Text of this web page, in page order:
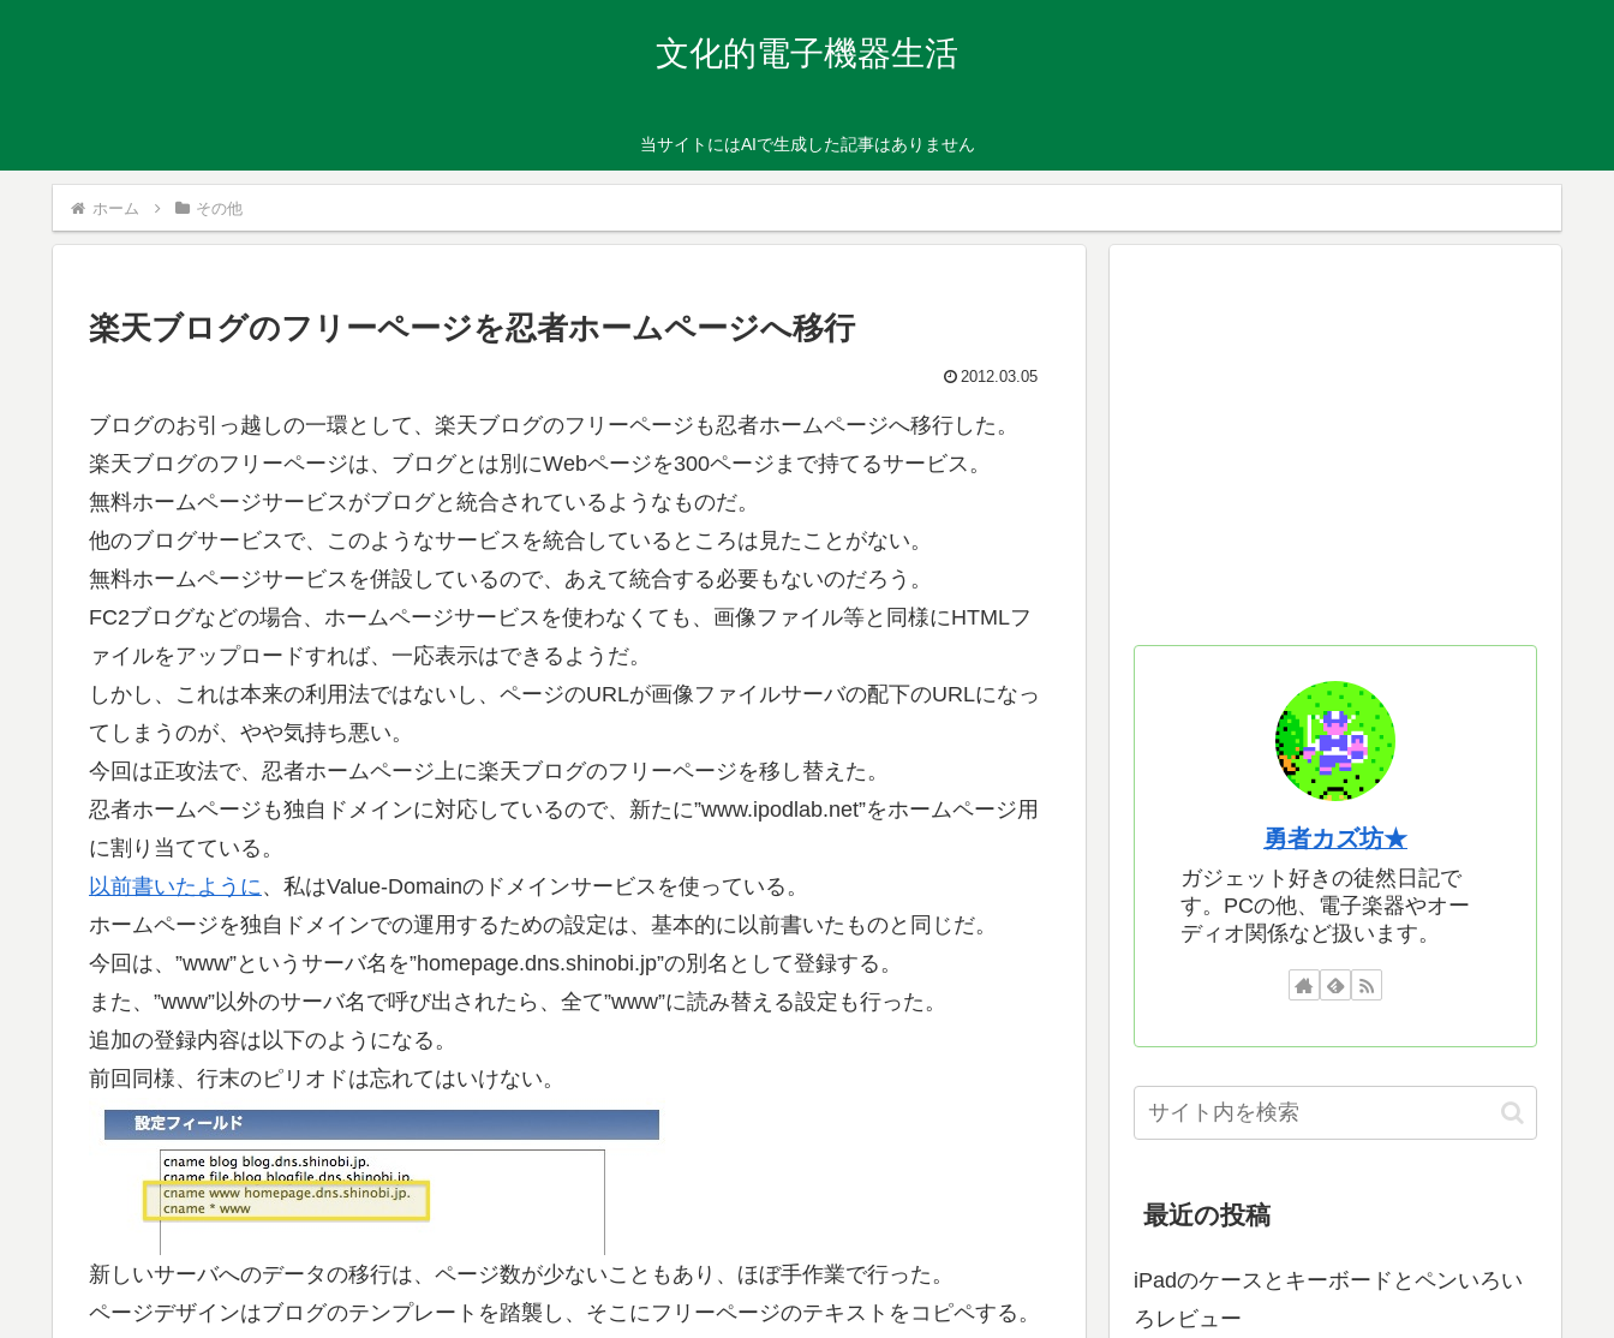
文化的電子機器生活
当サイトにはAIで生成した記事はありません
ホーム その他
楽天ブログのフリーページを忍者ホームページへ移行
2012.03.05
ブログのお引っ越しの一環として、楽天ブログのフリーページも忍者ホームページへ移行した。
楽天ブログのフリーページは、ブログとは別にWebページを300ページまで持てるサービス。
無料ホームページサービスがブログと統合されているようなものだ。
他のブログサービスで、このようなサービスを統合しているところは見たことがない。
無料ホームページサービスを併設しているので、あえて統合する必要もないのだろう。
FC2ブログなどの場合、ホームページサービスを使わなくても、画像ファイル等と同様にHTMLフ
ァイルをアップロードすれば、一応表示はできるようだ。
しかし、これは本来の利用法ではないし、ページのURLが画像ファイルサーバの配下のURLになっ
てしまうのが、やや気持ち悪い。
今回は正攻法で、忍者ホームページ上に楽天ブログのフリーページを移し替えた。
忍者ホームページも独自ドメインに対応しているので、新たに”www.ipodlab.net”をホームページ用
に割り当てている。
以前書いたように、私はValue-Domainのドメインサービスを使っている。
ホームページを独自ドメインでの運用するための設定は、基本的に以前書いたものと同じだ。
今回は、”www”というサーバ名を”homepage.dns.shinobi.jp”の別名として登録する。
また、”www”以外のサーバ名で呼び出されたら、全て”www”に読み替える設定も行った。
追加の登録内容は以下のようになる。
前回同様、行末のピリオドは忘れてはいけない。
新しいサーバへのデータの移行は、ページ数が少ないこともあり、ほぼ手作業で行った。
ページデザインはブログのテンプレートを踏襲し、そこにフリーページのテキストをコピペする。
勇者カズ坊★
ガジェット好きの徒然日記で
す。PCの他、電子楽器やオー
ディオ関係など扱います。
最近の投稿
iPadのケースとキーボードとペンいろい
ろレビュー